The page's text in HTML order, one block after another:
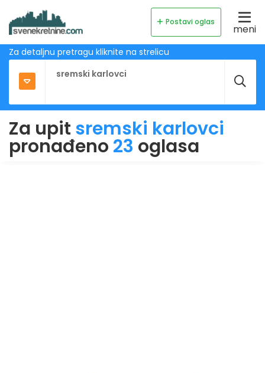
Postavi oglas
meni
Za detaljnu pretragu kliknite na strelicu
Za upit sremski karlovci
pronađeno 23 oglasa